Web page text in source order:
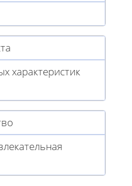
характеристик